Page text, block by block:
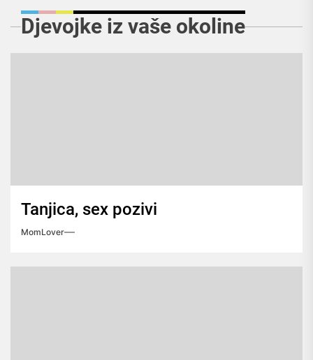
Djevojke iz vaše okoline
Tanjica, sex pozivi
MomLover